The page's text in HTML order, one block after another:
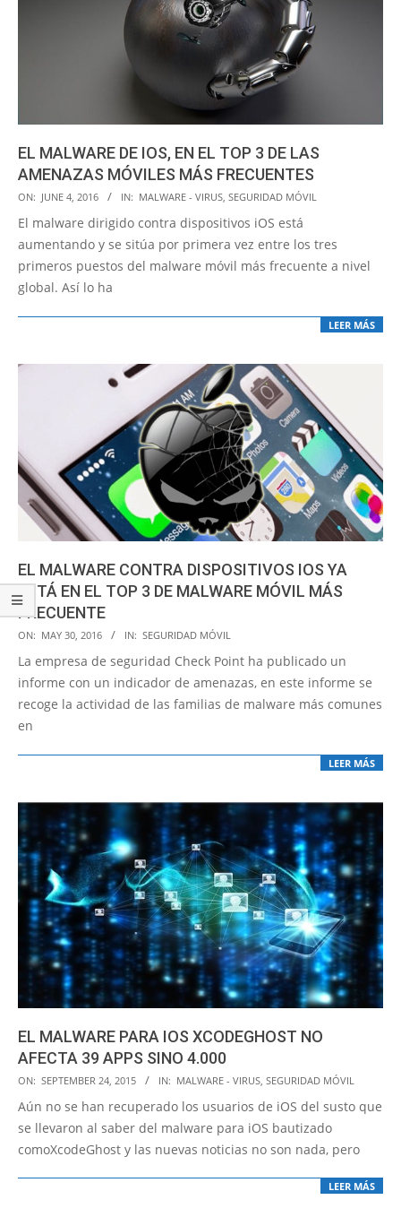
EL MALWARE DE IOS, EN EL TOP 3 DE LAS
AMENAZAS MÓVILES MÁS FRECUENTES
2016-
06-
04
ON: JUNE 4, 2016 IN: MALWARE - VIRUS, SEGURIDAD MÓVIL
El malware dirigido contra dispositivos iOS está
aumentando y se sitúa por primera vez entre los tres
primeros puestos del malware móvil más frecuente a nivel
global. Así lo ha
LEER MÁS
EL MALWARE CONTRA DISPOSITIVOS IOS YA
ESTÁ EN EL TOP 3 DE MALWARE MÓVIL MÁS
FRECUENTE
2016-
05-
30
ON: MAY 30, 2016 IN: SEGURIDAD MÓVIL
La empresa de seguridad Check Point ha publicado un
informe con un indicador de amenazas, en este informe se
recoge la actividad de las familias de malware más comunes
en
LEER MÁS
EL MALWARE PARA IOS XCODEGHOST NO
AFECTA 39 APPS SINO 4.000
2015-
09-
ON: SEPTEMBER 24, 2015 IN: MALWARE - VIRUS SEGURIDAD MÓVIL
Aún no se han recuperado los usuarios de iOS del susto que
se llevaron al saber del malware para iOS bautizado
comoXcodeGhost y las nuevas noticias no son nada, pero
LEER MÁS